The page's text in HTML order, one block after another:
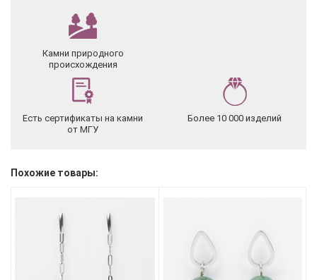
Камни природного
происхождения
Есть сертификаты на камни
от МГУ
Более 10 000 изделий
Похожие товары: